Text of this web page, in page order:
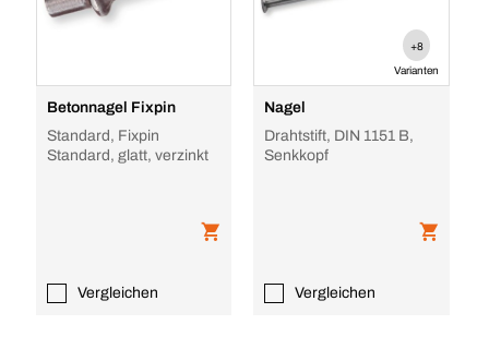
Betonnagel Fixpin
Standard, Fixpin
Standard, glatt, verzinkt
Vergleichen
+8
Varianten
Nagel
Drahtstift, DIN 1151 B,
Senkkopf
Vergleichen